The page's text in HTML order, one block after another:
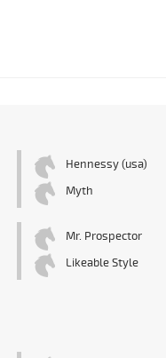
Hennessy (usa)
Myth
Mr. Prospector
Likeable Style